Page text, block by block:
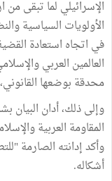
الإسرائيلي لما تبقى
الأولويات السياسية
في اتجاه استعادة
العالمين العربي
محدقة بوضعها
وإلى ذلك، أدان البيان
المقاومة العربية
وأكد إدانته الصارمة
أشكاله.